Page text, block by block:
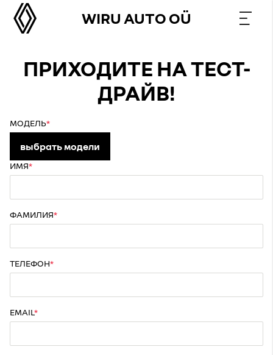
WIRU AUTO OÜ
ПРИХОДИТЕ НА ТЕСТ-
ДРАЙВ!
МОДЕЛЬ
выбрать модели
ИМЯ
ФАМИЛИЯ
ТЕЛЕФОН
EMAIL